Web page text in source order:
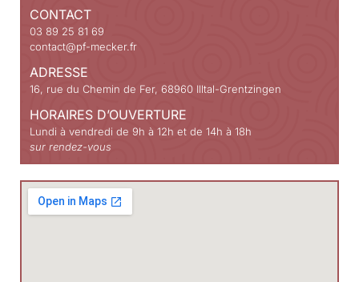
CONTACT
03 89 25 81 69
contact@pf-mecker.fr
ADRESSE
16, rue du Chemin de Fer, 68960 Illtal-Grentzingen
HORAIRES D’OUVERTURE
Lundi à vendredi de 9h à 12h et de 14h à 18h
sur rendez-vous